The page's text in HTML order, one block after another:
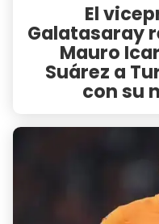
El
Galatasaray
Mauro
Suárez a
con su